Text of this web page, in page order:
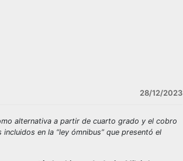
28/12/2023
alternativa a partir de cuarto grado y el cobro
en la “ley ómnibus” que presentó el